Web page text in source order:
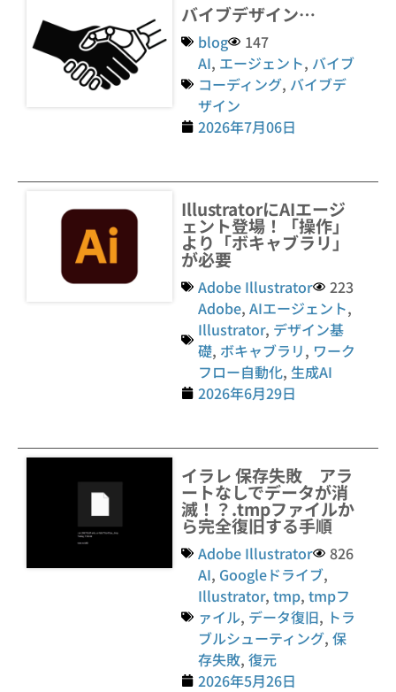
バイブデザイン…
blog
147
AI, エージェント, バイブ
コーディング, バイブデ
ザイン
2026年7月06日
IllustratorにAIエージ
ェント登場！「操作」
より「ボキャブラリ」
が必要
Adobe Illustrator
223
Adobe,AIエージェント,
Illustrator, デザイン基
礎, ボキャブラリ, ワーク
フロー自動化, 生成AI
2026年6月29日
イラレ 保存失敗 アラ
ートなしでデータが消
滅！？.tmpファイルか
ら完全復旧する手順
Adobe Illustrator
826
AI, Googleドライブ,
Illustrator,tmp,tmpフ
ァイル, データ復旧, トラ
ブルシューティング,保
存失敗,復元
2026年5月26日